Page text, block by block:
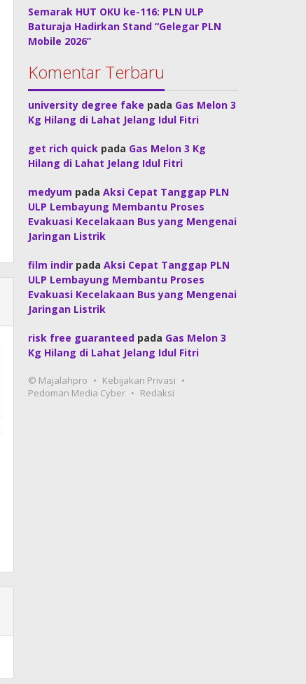
Semarak HUT OKU ke-116: PLN ULP
Baturaja Hadirkan Stand “Gelegar PLN
Mobile 2026”
Komentar Terbaru
university degree fake pada Gas Melon 3
Kg Hilang di Lahat Jelang Idul Fitri
get rich quick pada Gas Melon 3 Kg
Hilang di Lahat Jelang Idul Fitri
medyum padaAksi Cepat Tanggap PLN
ULP Lembayung Membantu Proses
Evakuasi Kecelakaan Bus yang Mengenai
Jaringan Listrik
film indir padaAksi Cepat Tanggap PLN
ULP Lembayung Membantu Proses
Evakuasi Kecelakaan Bus yang Mengenai
Jaringan Listrik
risk free guaranteed pada Gas Melon 3
Kg Hilang di Lahat Jelang Idul Fitri
© Majalahpro
Kebijakan Privasi
Pedoman Media Cyber
Redaksi